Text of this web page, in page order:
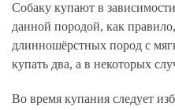
Собаку купают в
данной породой, как
длинношёрстных пород с
купать два, а в некоторых
Во время купания следует